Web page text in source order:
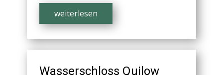
weiterlesen
Wasserschloss Quilow